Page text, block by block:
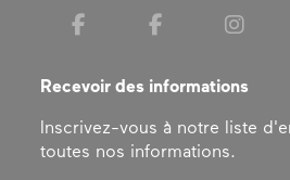
Recevoir des informations
Inscrivez-vous à notre liste
toutes nos informations.